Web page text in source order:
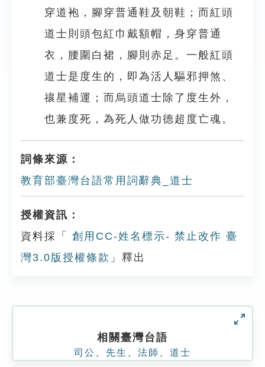
穿道袍，腳穿普通鞋及朝鞋；而紅頭
道士則頭包紅巾戴額帽，身穿普通
衣，腰圍白裙，腳則赤足。一般紅頭
道士是度生的，即為活人驅邪押煞、
禳星補運；而烏頭道士除了度生外，
也兼度死，為死人做功德超度亡魂。
詞條來源：
教育部臺灣台語常用詞辭典_道士
授權資訊：
資料採「
創用CC-姓名標示- 禁止改作 臺
灣3.0版授權條款 」釋出
相關臺灣台語
司公 先生 法師 道士